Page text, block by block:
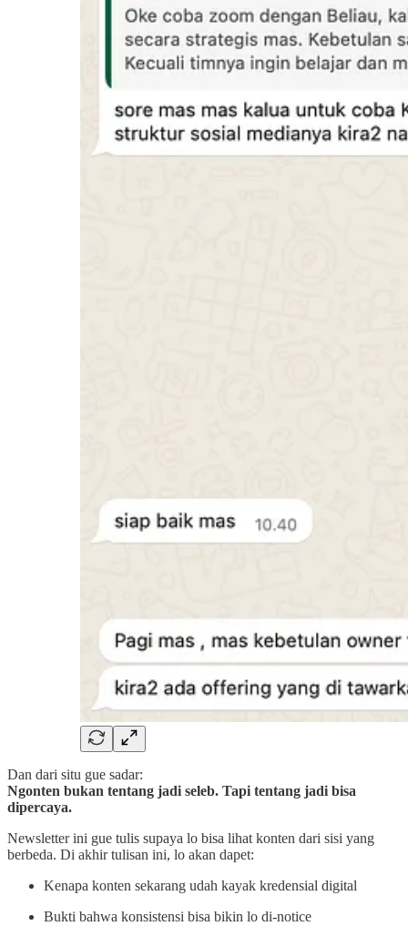
Dan dari situ gue sadar:
Ngonten bukan tentang jadi seleb. Tapi tentang jadi bisa
dipercaya.
Newsletter ini gue tulis supaya lo bisa lihat konten dari sisi yang
berbeda. Di akhir tulisan ini, lo akan dapet:
Kenapa konten sekarang udah kayak kredensial digital
Bukti bahwa konsistensi bisa bikin lo di-notice